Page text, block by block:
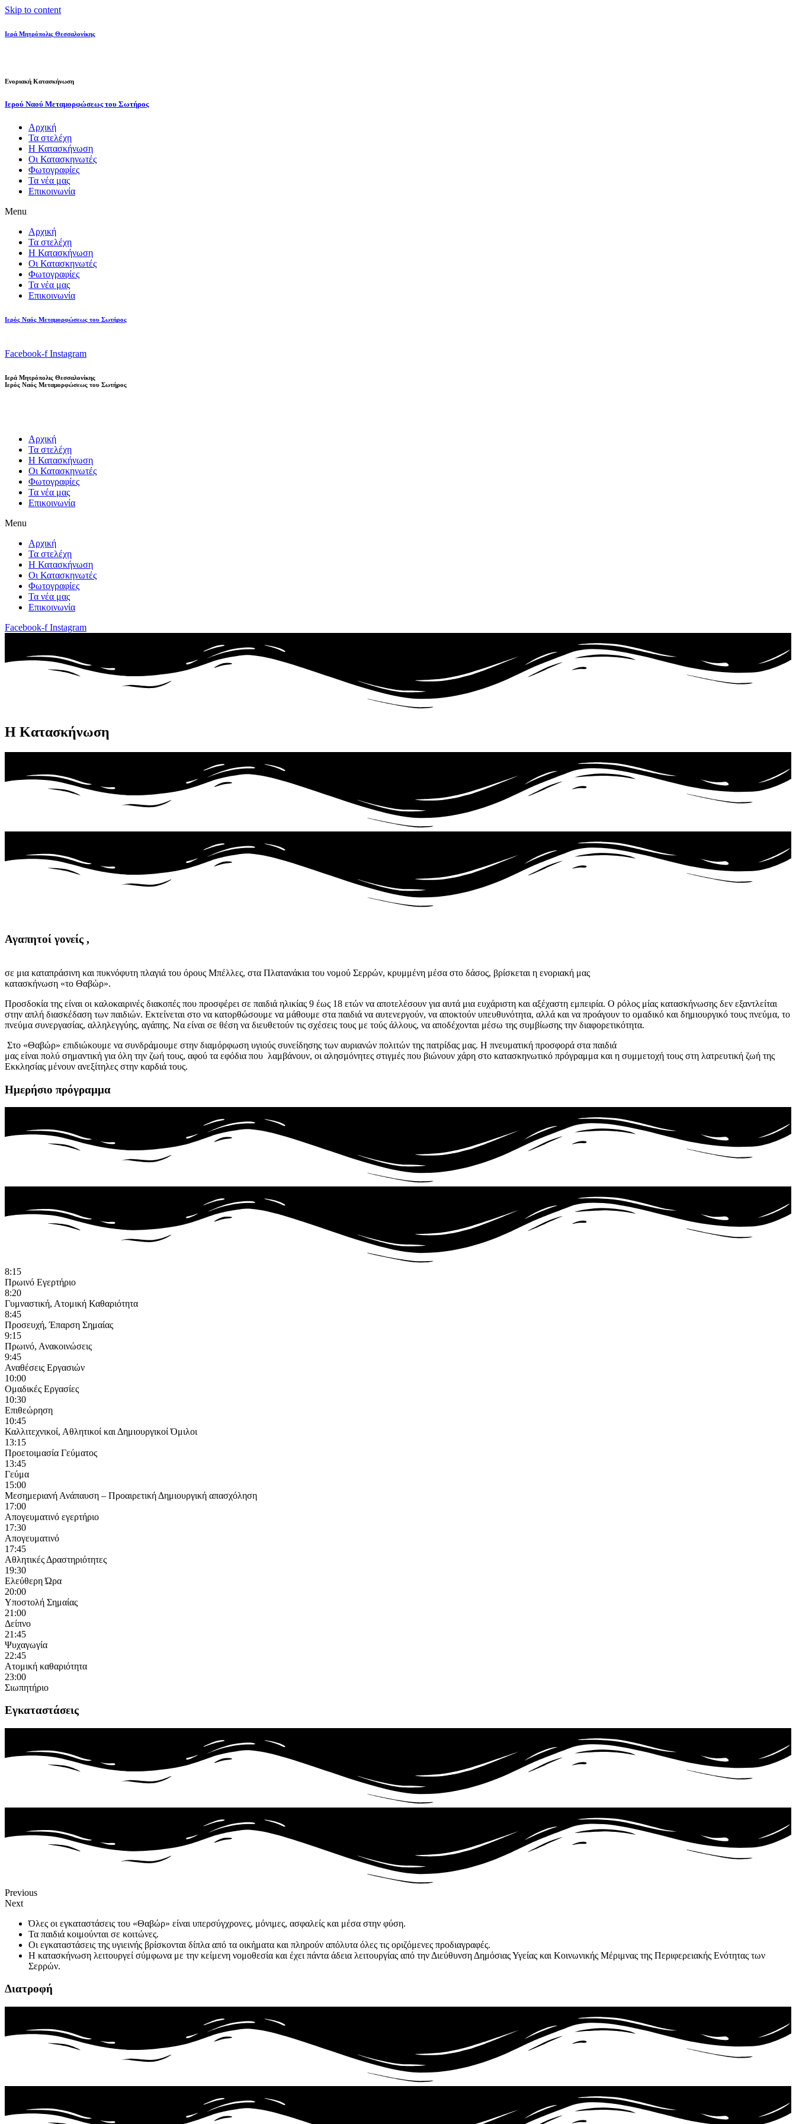
Skip to content
Ιερά Μητρόπολις Θεσσαλονίκης
Ενοριακή Κατασκήνωση
Ιερού Ναού Μεταμορφώσεως του Σωτήρος
Αρχική
Τα στελέχη
Η Κατασκήνωση
Οι Κατασκηνωτές
Φωτογραφίες
Τα νέα μας
Επικοινωνία
Menu
Αρχική
Τα στελέχη
Η Κατασκήνωση
Οι Κατασκηνωτές
Φωτογραφίες
Τα νέα μας
Επικοινωνία
Ιερός Ναός Μεταμορφώσεως του Σωτήρος
Facebook-f Instagram
Ιερά Μητρόπολις Θεσσαλονίκης
Ιερός Ναός Μεταμορφώσεως του Σωτήρος
Αρχική
Τα στελέχη
Η Κατασκήνωση
Οι Κατασκηνωτές
Φωτογραφίες
Τα νέα μας
Επικοινωνία
Menu
Αρχική
Τα στελέχη
Η Κατασκήνωση
Οι Κατασκηνωτές
Φωτογραφίες
Τα νέα μας
Επικοινωνία
Facebook-f Instagram
Η Κατασκήνωση
Αγαπητοί γονείς ,
σε μια καταπράσινη και πυκνόφυτη πλαγιά του όρους Μπέλλες, στα Πλατανάκια του νομού Σερρών, κρυμμένη μέσα στο δάσος, βρίσκεται η ενοριακή μας
κατασκήνωση «το Θαβώρ».
Προσδοκία της είναι οι καλοκαιρινές διακοπές που προσφέρει σε παιδιά ηλικίας 9 έως 18 ετών να αποτελέσουν για αυτά μια ευχάριστη και αξέχαστη εμπειρία. Ο ρόλος μίας κατασκήνωσης δεν εξαντλείται
στην απλή διασκέδαση των παιδιών. Εκτείνεται στο να κατορθώσουμε να μάθουμε στα παιδιά να αυτενεργούν, να αποκτούν υπευθυνότητα, αλλά και να προάγουν το ομαδικό και δημιουργικό τους πνεύμα, το
πνεύμα συνεργασίας, αλληλεγγύης, αγάπης. Να είναι σε θέση να διευθετούν τις σχέσεις τους με τούς άλλους, να αποδέχονται μέσω της συμβίωσης την διαφορετικότητα.
Στο «Θαβώρ» επιδιώκουμε να συνδράμουμε στην διαμόρφωση υγιούς συνείδησης των αυριανών πολιτών της πατρίδας μας. Η πνευματική προσφορά στα παιδιά
μας είναι πολύ σημαντική για όλη την ζωή τους, αφού τα εφόδια που λαμβάνουν, οι αλησμόνητες στιγμές που βιώνουν χάρη στο κατασκηνωτικό πρόγραμμα και η συμμετοχή τους στη λατρευτική ζωή της
Εκκλησίας μένουν ανεξίτηλες στην καρδιά τους.
Ημερήσιο πρόγραμμα
8:15
Πρωινό Εγερτήριο
8:20
Γυμναστική, Ατομική Καθαριότητα
8:45
Προσευχή, Έπαρση Σημαίας
9:15
Πρωινό, Ανακοινώσεις
9:45
Αναθέσεις Εργασιών
10:00
Ομαδικές Εργασίες
10:30
Επιθεώρηση
10:45
Καλλιτεχνικοί, Αθλητικοί και Δημιουργικοί Όμιλοι
13:15
Προετοιμασία Γεύματος
13:45
Γεύμα
15:00
Μεσημεριανή Ανάπαυση – Προαιρετική Δημιουργική απασχόληση
17:00
Απογευματινό εγερτήριο
17:30
Απογευματινό
17:45
Αθλητικές Δραστηριότητες
19:30
Ελεύθερη Ώρα
20:00
Υποστολή Σημαίας
21:00
Δείπνο
21:45
Ψυχαγωγία
22:45
Ατομική καθαριότητα
23:00
Σιωπητήριο
Εγκαταστάσεις
Previous
Next
Όλες οι εγκαταστάσεις του «Θαβώρ» είναι υπερσύγχρονες, μόνιμες, ασφαλείς και μέσα στην φύση.
Τα παιδιά κοιμούνται σε κοιτώνες.
Οι εγκαταστάσεις της υγιεινής βρίσκονται δίπλα από τα οικήματα και πληρούν απόλυτα όλες τις οριζόμενες προδιαγραφές.
Η κατασκήνωση λειτουργεί σύμφωνα με την κείμενη νομοθεσία και έχει πάντα άδεια λειτουργίας από την Διεύθυνση Δημόσιας Υγείας και Κοινωνικής Μέριμνας της Περιφερειακής Ενότητας των
Σερρών.
Διατροφή